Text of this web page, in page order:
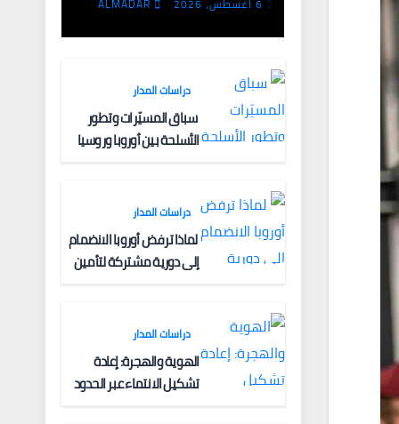
الفكرية وآليات
التعبئة
دراسات المدار
سباق المسيّرات وتطور
الأسلحة بين أوروبا وروسيا
دراسات المدار
لماذا ترفض أوروبا الانضمام
إلى دورية مشتركة لتأمين
دراسات المدار
الهوية والهجرة: إعادة
تشكيل الانتماء عبر الحدود